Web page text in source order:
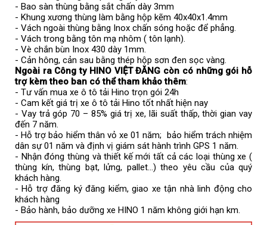
- Bao sàn thùng bằng sắt chấn dày 3mm
- Khung xương thùng làm bằng hộp kẽm 40x40x1.4mm
- Vách ngoài thùng bằng Inox chấn sóng hoặc để phẳng.
- Vách trong bằng tôn mạ nhôm ( tôn lạnh).
- Vè chắn bùn Inox 430 dày 1mm.
- Cản hông, cản sau bằng thép hộp sơn đen sọc vàng.
Ngoài ra Công ty HINO VIỆT ĐĂNG còn có những gói hỗ
trợ kèm theo ban có thể tham khảo thêm:
- Tư vấn mua xe ô tô tải Hino trọn gói 24h
- Cam kết giá trị xe ô tô tải Hino tốt nhất hiện nay
- Vay trả góp 70 – 85% giá trị xe, lãi suất thấp, thời gian vay
đến 7 năm.
- Hỗ trợ bảo hiểm thân vỏ xe 01 năm; bảo hiểm trách nhiệm
dân sự 01 năm và định vị giám sát hành trình GPS 1 năm.
- Nhận đóng thùng và thiết kế mới tất cả các loại thùng xe (
thùng kín, thùng bạt, lửng, pallet...) theo yêu cầu của quý
khách hàng.
- Hỗ trợ đăng ký đăng kiểm, giao xe tận nhà linh động cho
khách hàng
- Bảo hành, bảo dưỡng xe HINO 1 năm không giới hạn km.